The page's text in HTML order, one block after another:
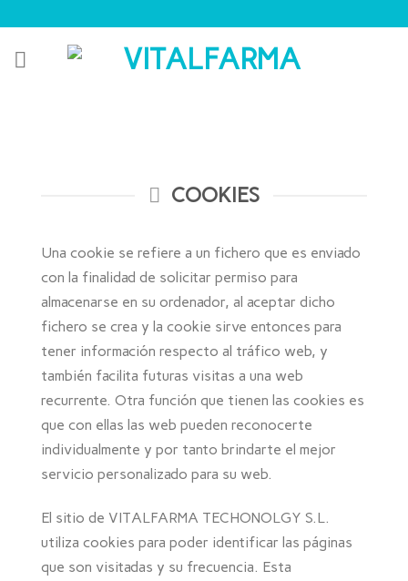
COOKIES
Una cookie se refiere a un fichero que es enviado
con la finalidad de solicitar permiso para
almacenarse en su ordenador, al aceptar dicho
fichero se crea y la cookie sirve entonces para
tener información respecto al tráfico web, y
también facilita futuras visitas a una web
recurrente. Otra función que tienen las cookies es
que con ellas las web pueden reconocerte
individualmente y por tanto brindarte el mejor
servicio personalizado para su web.
El sitio de VITALFARMA TECHONOLGY S.L.
utiliza cookies para poder identificar las páginas
que son visitadas y su frecuencia. Esta